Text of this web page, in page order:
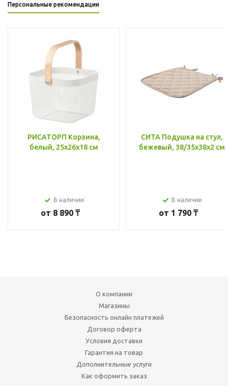
Персональные рекомендации
РИСАТОРП Корзина,
белый, 25x26x18 см
В наличии
от 8 890 ₸
СИТА Подушка на стул,
бежевый, 38/35x38x2 см
В наличии
от 1 790 ₸
О компании
Магазины
Безопасность онлайн платежей
Договор оферта
Условия доставки
Гарантия на товар
Дополнительные услуги
Как оформить заказ